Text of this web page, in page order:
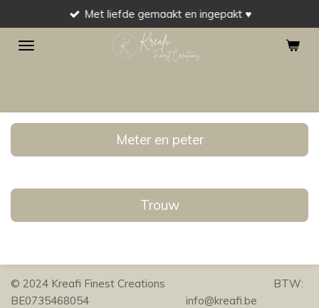
direct
naar
Met liefde gemaakt en ingepakt ♥
Meter en peter
Trouw
© 2024 Kreafi Finest Creations BTW:
BE0735468054 info@kreafi.be